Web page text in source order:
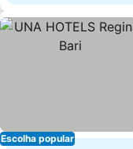
Escolha popular